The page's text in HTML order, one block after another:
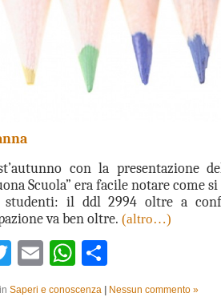
con la presentazione
Scuola” era facile notare come si
: il ddl 2994 oltre a
va ben oltre. (altro…)
TwitterEmailWhatsApp
Saperi e conoscenza Nessun commento »